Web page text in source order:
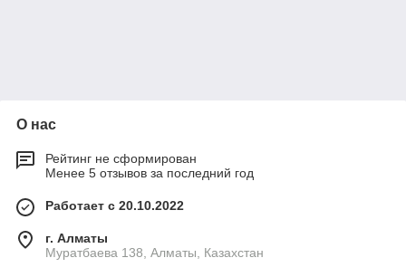
О нас
Рейтинг не сформирован
Менее 5 отзывов за последний год
Работает с 20.10.2022
г. Алматы
Муратбаева 138, Алматы, Казахстан